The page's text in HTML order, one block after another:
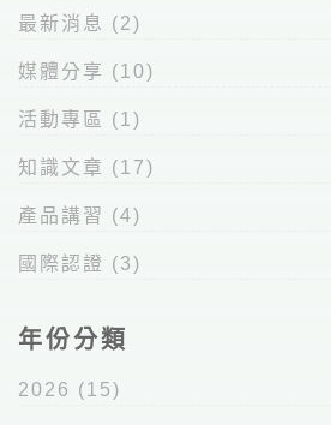
最新消息 (2)
媒體分享 (10)
活動專區 (1)
知識文章 (17)
產品講習 (4)
國際認證 (3)
年份分類
2026 (15)